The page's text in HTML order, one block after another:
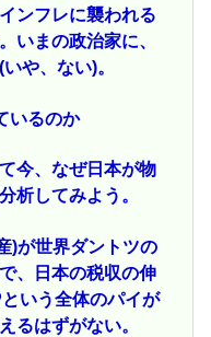
ンフレに襲われる
いまの政治家に、
や、ない)。
いるのか
今、なぜ日本が物
析してみよう。
)が世界ダントツの
、日本の税収の伸
いう全体のパイが
るはずがない。